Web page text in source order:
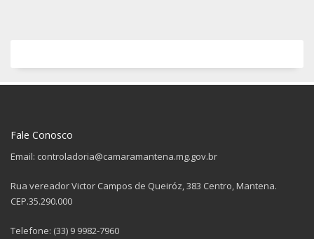
Fale Conosco
Email: controladoria@camaramantena.mg.gov.br
Rua vereador Victor Campos de Queiróz, 383 Centro, Mantena.
CEP.35.290.000
Telefone: (33) 9 9982-7960